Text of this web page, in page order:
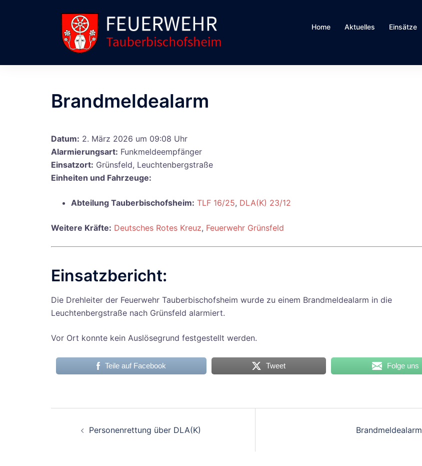
Home Aktuelles Einsätze
Brandmeldealarm
Datum: 2. März 2026 um 09:08 Uhr
Alarmierungsart: Funkmeldeempfänger
Einsatzort: Grünsfeld, Leuchtenbergstraße
Einheiten und Fahrzeuge:
Abteilung Tauberbischofsheim: TLF 16/25, DLA(K) 23/12
Weitere Kräfte: Deutsches Rotes Kreuz, Feuerwehr Grünsfeld
Einsatzbericht:
Die Drehleiter der Feuerwehr Tauberbischofsheim wurde zu einem Brandmeldealarm in die
Leuchtenbergstraße nach Grünsfeld alarmiert.
Vor Ort konnte kein Auslösegrund festgestellt werden.
Teile auf Facebook Tweet Folge uns
Beitragsnavigation
Personenrettung über DLA(K) Brandmeldealarm